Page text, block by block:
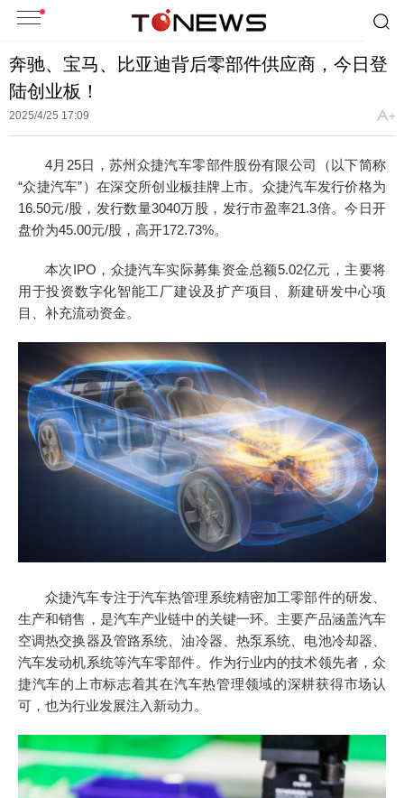
奔驰、宝马、比亚迪背后零部件供应商，今日登
陆创业板！
2025/4/25 17:09
4月25日，苏州众捷汽车零部件股份有限公司（以下简称
“众捷汽车”）在深交所创业板挂牌上市。众捷汽车发行价格为
16.50元/股，发行数量3040万股，发行市盈率21.3倍。今日开
盘价为45.00元/股，高开172.73%。
本次IPO，众捷汽车实际募集资金总额5.02亿元，主要将
用于投资数字化智能工厂建设及扩产项目、新建研发中心项
目、补充流动资金。
众捷汽车专注于汽车热管理系统精密加工零部件的研发、
生产和销售，是汽车产业链中的关键一环。主要产品涵盖汽车
空调热交换器及管路系统、油冷器、热泵系统、电池冷却器、
汽车发动机系统等汽车零部件。作为行业内的技术领先者，众
捷汽车的上市标志着其在汽车热管理领域的深耕获得市场认
可，也为行业发展注入新动力。